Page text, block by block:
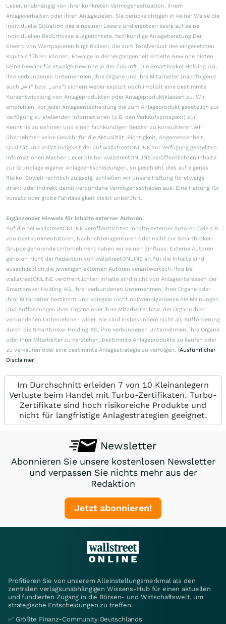
Leser, unabhängig von ihrer konkreten Vermögenssituation, ihrem
Anlageverhalten oder ihren Anlagezielen. Sie berücksichtigen in keiner Weise die
individuelle Situation des einzelnen Lesers und ersetzen keine auf seine
individuellen Bedürfnisse ausgerichtete, fachkundige Anlageberatung.Der
Erwerb von Wertpapieren birgt Risiken, die zum Totalverlust des eingesetzten
Kapitals führen können. Etwaige in der Vergangenheit erzielte Gewinne bieten
keine Gewähr für etwaige Gewinne in der Zukunft. Die Smartbroker Holding AG,
ihre verbundenen Unternehmen, ihre Organe und ihre Mitarbeiter (nachfolgend
auch „wir“ bzw. „uns“) sichern weder explizit noch implizit eine bestimmte
Kursentwicklung von Anlageprodukten oder Anlageproduktklassen zu. Wir
empfehlen, vor jeder Anlageentscheidung die zum Anlageprodukt gesetzlich zur
Verfügung zu stellenden Informationen (z.B. den Verkaufsprospekt) zur
Kenntnis zu nehmen und einen fachkundigen Berater zu konsultieren.Wir
übernehmen keine Gewähr für die Aktualität, Richtigkeit, Angemessenheit,
Qualität und Vollständigkeit der auf wallstreetONLINE zur Verfügung gestellten
Informationen.Machen Leser die bei wallstreetONLINE veröffentlichten Inhalte
zur Grundlage eigener Anlageentscheidungen, so geschieht dies auf eigenes
Risiko. Soweit rechtlich zulässig, schließen wir unsere Haftung für etwaige
direkt oder indirekt damit verbundene Vermögensschäden aus. Eine Haftung für
Vorsatz oder grobe Fahrlässigkeit bleibt unberührt.
Ergänzender Hinweis für Inhalte externer Autoren:
Auf die bei wallstreetONLINE veröffentlichten Inhalte externer Autoren (wie z.B.
von Gastkommentatoren, Nachrichtenagenturen oder nicht zur Smartbroker-
Gruppe gehörende Unternehmen) haben wir keinen Einfluss. Externe Autoren
gehören nicht der Redaktion von wallstreetONLINE an.Für die Inhalte sind
ausschließlich die jeweiligen externen Autoren verantwortlich. Ihre bei
wallstreetONLINE veröffentlichten Inhalte sind nicht von Anlageinteressen der
Smartbroker Holding AG, ihrer verbundenen Unternehmen, ihrer Organe oder
ihrer Mitarbeiter bestimmt und spiegeln nicht notwendigerweise die Meinungen
und Auffassungen ihrer Organe oder ihrer Mitarbeiter bzw. der Organe ihrer
verbundenen Unternehmen wider. Sie sind insbesondere nicht als Aufforderung
durch die Smartbroker Holding AG, ihre verbundenen Unternehmen, ihre Organe
oder ihrer Mitarbeiter zu verstehen, bestimmte Anlageprodukte zu kaufen oder
zu verkaufen oder eine bestimmte Anlagestrategie zu verfolgen. (Ausführlicher
Disclaimer)
Im Durchschnitt erleiden 7 von 10 Kleinanlegern
Verluste beim Handel mit Turbo-Zertifikaten. Turbo-
Zertifikate sind hoch risikoreiche Produkte und
nicht für langfristige Anlagestrategien geeignet.
Newsletter
Abonnieren Sie unsere kostenlosen Newsletter
und verpassen Sie nichts mehr aus der
Redaktion
Jetzt abonnieren!
Profitieren Sie von unserem Alleinstellungsmerkmal als den
zentralen verlagsunabhängigen Wissens-Hub für einen aktuellen
und fundierten Zugang in die Börsen- und Wirtschaftswelt, um
strategische Entscheidungen zu treffen.
✅ Größte Finanz-Community Deutschlands